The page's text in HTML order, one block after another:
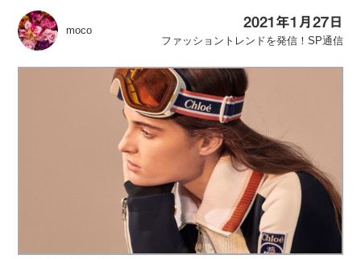
ファッショントレンドを発信！SP通信
BUYMAで人気のブランド
BUYMAの売れ筋商品
バイマの疑問に現役パーソナルショッパーが答えてみた
バイマ活動の疑問に売れっ子現役バイヤーが答えてみた
実録！海外ショップで買ってみた！
moco
2021年1月27日
ファッショントレンドを発信！SP通信